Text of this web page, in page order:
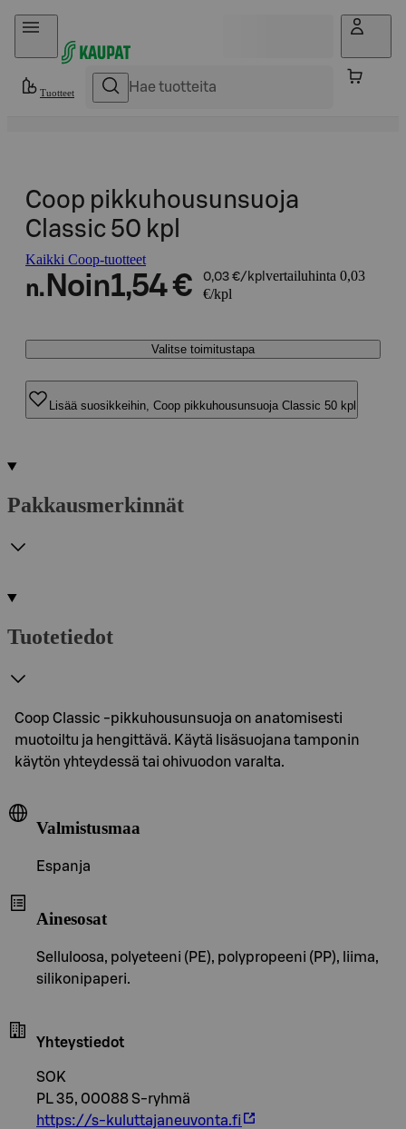
Hyppää sisältöön
Tuotteet
Coop pikkuhousunsuoja
Classic 50 kpl
Kaikki Coop-tuotteet
n. Noin1,54 € 0,03 €/kpl vertailuhinta 0,03
€/kpl
Valitse toimitustapa
Lisää suosikkeihin, Coop pikkuhousunsuoja Classic 50 kpl
Pakkausmerkinnät
Tuotetiedot
Coop Classic -pikkuhousunsuoja on anatomisesti
muotoiltu ja hengittävä. Käytä lisäsuojana tamponin
käytön yhteydessä tai ohivuodon varalta.
Valmistusmaa
Espanja
Ainesosat
Selluloosa, polyeteeni (PE), polypropeeni (PP), liima,
silikonipaperi.
Yhteystiedot
SOK
PL 35, 00088 S-ryhmä
https://s-kuluttajaneuvonta.fi